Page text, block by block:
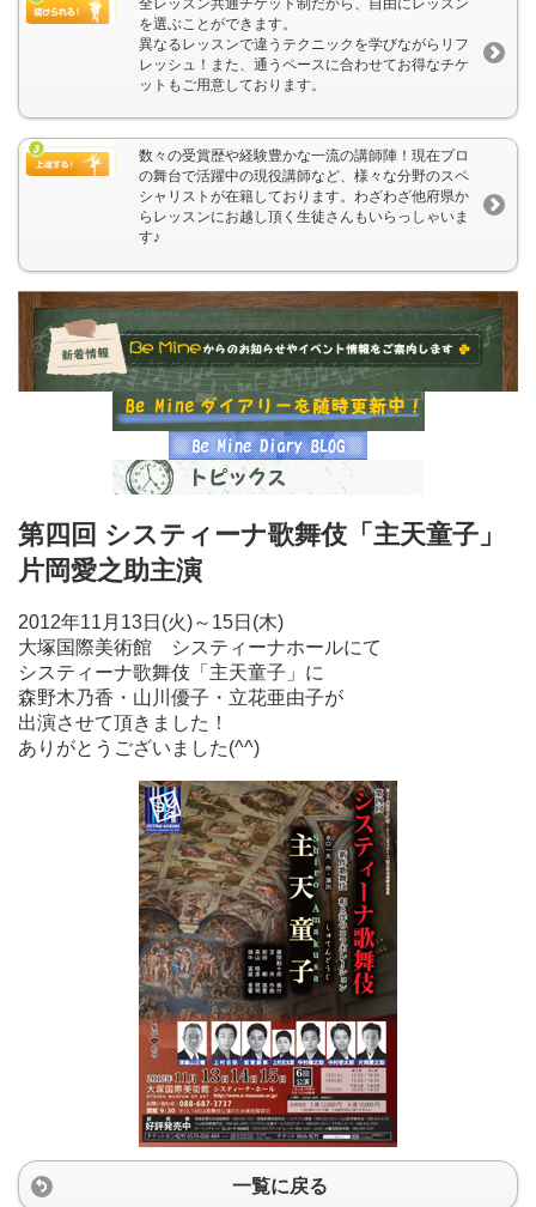
を選ぶことができます。
異なるレッスンで違うテクニックを学びながらリフ
レッシュ！また、通うペースに合わせてお得なチケ
ットもご用意しております。
数々の受賞歴や経験豊かな一流の講師陣！現在プロ
の舞台で活躍中の現役講師など、様々な分野のスペ
シャリストが在籍しております。わざわざ他府県か
らレッスンにお越し頂く生徒さんもいらっしゃいま
す♪
第四回 システィーナ歌舞伎「主天童子」
片岡愛之助主演
2012年11月13日(火)～15日(木)
大塚国際美術館 システィーナホールにて
システィーナ歌舞伎「主天童子」に
森野木乃香・山川優子・立花亜由子が
出演させて頂きました！
ありがとうございました(^^)
一覧に戻る